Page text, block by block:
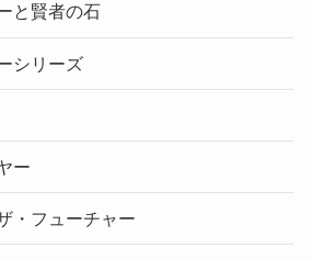
と賢者の石
シリーズ
ー
・フューチャー